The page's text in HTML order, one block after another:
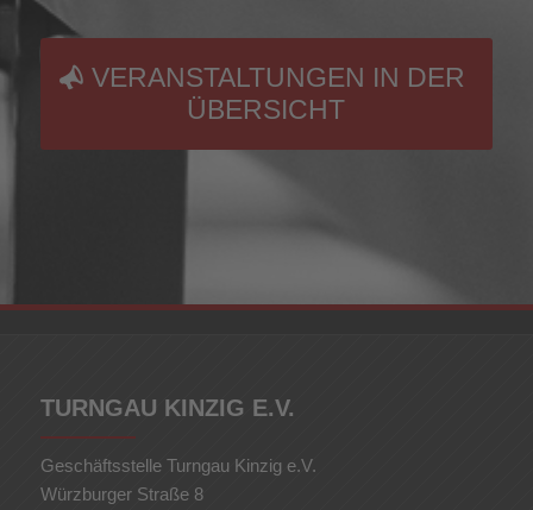
VERANSTALTUNGEN IN DER
ÜBERSICHT
TURNGAU KINZIG E.V.
Geschäftsstelle Turngau Kinzig e.V.
Würzburger Straße 8